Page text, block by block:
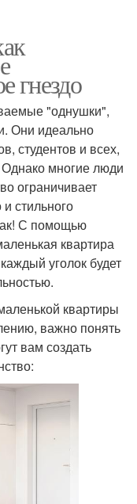
гнездо
"однушки",
Они идеально
студентов и всех,
Однако многие люди
ограничивает
стильного
С помощью
квартира
уголок будет
квартиры
важно понять
вам создать